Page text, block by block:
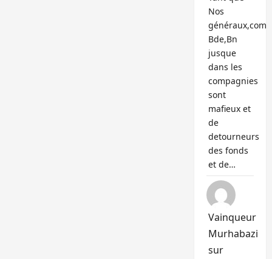
Nos
généraux,com
Bde,Bn
jusque
dans les
compagnies
sont
mafieux et
de
detourneurs
des fonds
et de…
Vainqueur
Murhabazi
sur